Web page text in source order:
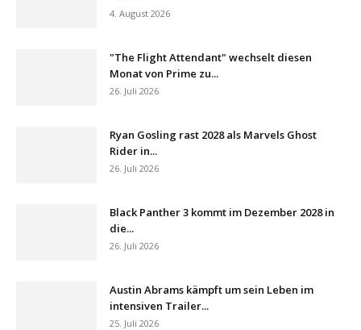
4. August 2026
"The Flight Attendant" wechselt diesen
Monat von Prime zu...
26. Juli 2026
Ryan Gosling rast 2028 als Marvels Ghost
Rider in...
26. Juli 2026
Black Panther 3 kommt im Dezember 2028 in
die...
26. Juli 2026
Austin Abrams kämpft um sein Leben im
intensiven Trailer...
25. Juli 2026